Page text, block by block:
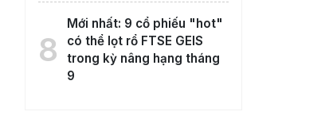
8
Mới nhất: 9 cổ phiếu "hot"
có thể lọt rổ FTSE GEIS
trong kỳ nâng hạng tháng
9